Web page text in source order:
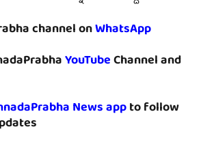
channel onWhatsApp
YouTubeChannel and
News appto follow